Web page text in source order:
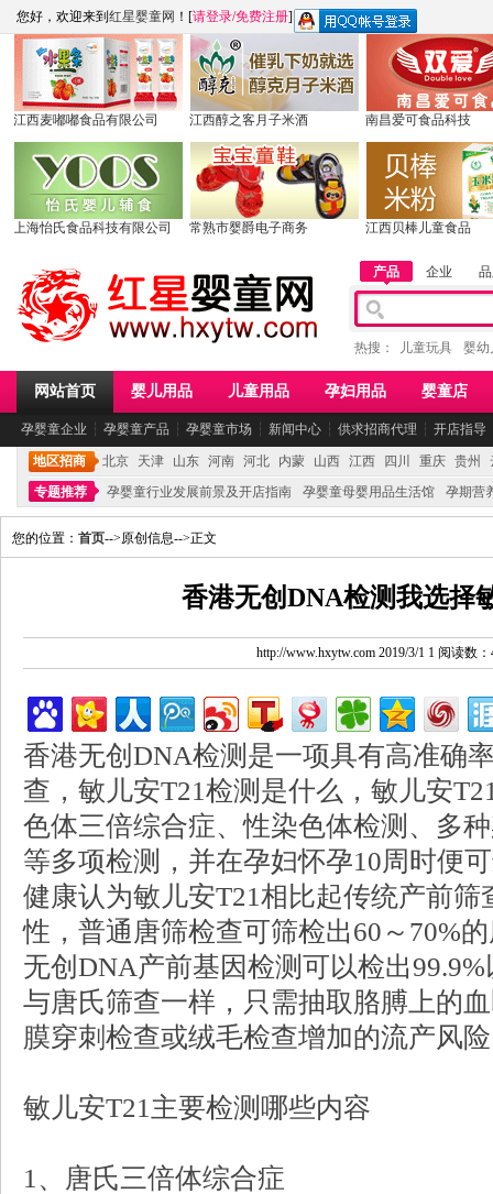
您好，欢迎来到 红星婴童网 ！[请登录/免费注册]
江西麦嘟嘟食品有限公司 江西醇之客月子米酒 南昌爱可食品科技
上海怡氏食品科技有限公司 常熟市婴爵电子商务 江西贝棒儿童食品
产品 企业
热搜： 儿童玩具 婴幼
网站首页 婴儿用品 儿童用品 孕妇用品 婴童店
孕婴童企业 ┆ 孕婴童产品 ┆ 孕婴童市场 ┆ 新闻中心 ┆ 供求招商代理 ┆ 开店指导
地区招商 北京 天津 山东 河南 河北 内蒙 山西 江西 四川 重庆 贵州
专题推荐
孕婴童行业发展前景及开店指南 孕婴童母婴用品生活馆 孕期营
您的位置： 首页-->原创信息-->正文
香港无创DNA检测我选择
http://www.hxytw.com 2019/3/1 1 阅读数：
香港无创DNA检测是一项具有高准确
查，敏儿安T21检测是什么，敏儿安
色体三倍综合症、性染色体检测、多
等多项检测，并在孕妇怀孕10周时便
健康认为敏儿安T21相比起传统产前筛
性，普通唐筛检查可筛检出60～70%
无创DNA产前基因检测可以检出
与唐氏筛查一样，只需抽取胳膊上的
膜穿刺检查或绒毛检查增加的流产风
敏儿安T21主要检测哪些内容
1、唐氏三倍体综合症